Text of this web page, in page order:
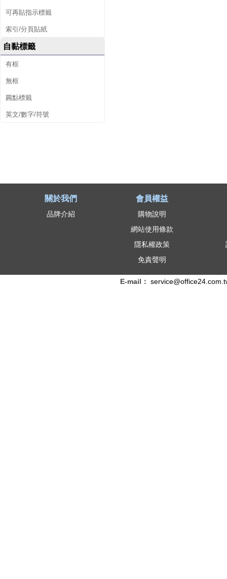
可再貼指示標籤
索引/分頁貼紙
自黏標籤
有框
無框
圓點標籤
英文/數字/符號
關於我們
品牌介紹
會員權益
購物說明
網站使用條款
隱私權政策
免責聲明
E-mail：